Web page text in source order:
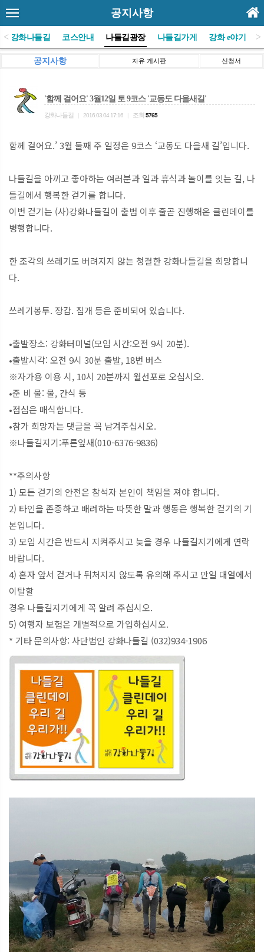
공지사항
<)강화나들길 코스안내 나들길광장 나들길가게 강화 e야기 >
공지사항 자유 게시판 신청서
'함께 걸어요' 3월12일 토 9코스 '교동도 다을새길'
강화나들길 2016.03.04 17:16 조회 5765
함께 걸어요.’ 3월 둘째 주 일정은 9코스 ‘교동도 다을새 길’입니다.
나들길을 아끼고 좋아하는 여러분과 일과 휴식과 놀이를 잇는 길, 나
들길에서 행복한 걷기를 합니다.
이번 걷기는 (사)강화나들길이 출범 이후 줄곧 진행해온 클린데이를
병행합니다.
한 조각의 쓰레기도 버려지지 않는 청결한 강화나들길을 희망합니
다.
쓰레기봉투. 장갑. 집개 등은 준비되어 있습니다.
•출발장소: 강화터미널(모임 시간:오전 9시 20분).
•출발시각: 오전 9시 30분 출발, 18번 버스
※자가용 이용 시, 10시 20분까지 월선포로 오십시오.
•준 비 물: 물, 간식 등
•점심은 매식합니다.
•참가 희망자는 댓글을 꼭 남겨주십시오.
※나들길지기:푸른잎새(010-6376-9836)
**주의사항
1) 모든 걷기의 안전은 참석자 본인이 책임을 져야 합니다.
2) 타인을 존중하고 배려하는 따뜻한 말과 행동은 행복한 걷기의 기
본입니다.
3) 모임 시간은 반드시 지켜주시고 늦을 경우 나들길지기에게 연락
바랍니다.
4) 혼자 앞서 걷거나 뒤처지지 않도록 유의해 주시고 만일 대열에서
이탈할
경우 나들길지기에게 꼭 알려 주십시오.
5) 여행자 보험은 개별적으로 가입하십시오.
* 기타 문의사항: 사단법인 강화나들길 (032)934-1906